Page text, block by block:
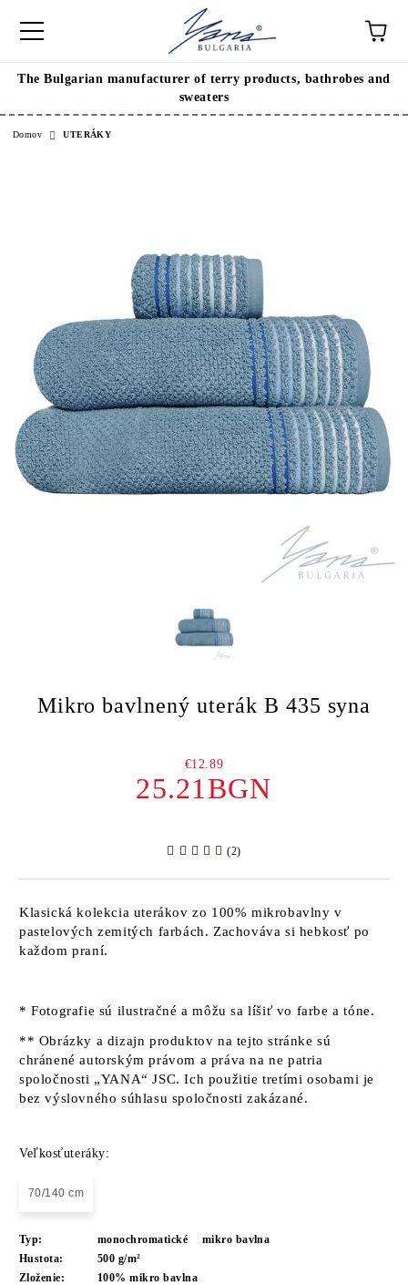
The Bulgarian manufacturer of terry products, bathrobes and
sweaters
Domov UTERÁKY
Mikro bavlnený uterák B 435 syna
€12.89
25.21BGN
(2)
Klasická kolekcia uterákov zo 100% mikrobavlny v
pastelových zemitých farbách. Zachováva si hebkosť po
každom praní.
* Fotografie sú ilustračné a môžu sa líšiť vo farbe a tóne.
** Obrázky a dizajn produktov na tejto stránke sú
chránené autorským právom a práva na ne patria
spoločnosti „YANA“ JSC. Ich použitie tretími osobami je
bez výslovného súhlasu spoločnosti zakázané.
Veľkosťuteráky:
70/140 cm
Typ: monochromatické
mikro bavlna
Hustota:
500 g/m²
Zloženie:
100% mikro bavlna